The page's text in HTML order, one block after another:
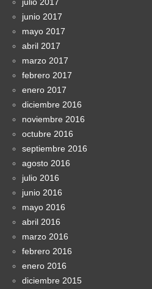
junio 2017
mayo 2017
abril 2017
marzo 2017
febrero 2017
enero 2017
diciembre 2016
noviembre 2016
octubre 2016
septiembre 2016
agosto 2016
julio 2016
junio 2016
mayo 2016
abril 2016
marzo 2016
febrero 2016
enero 2016
diciembre 2015